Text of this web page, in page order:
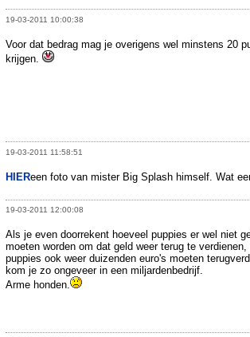
19-03-2011 10:00:38
Voor dat bedrag mag je overigens wel minstens 20
krijgen.
19-03-2011 11:58:51
HIEReen foto van mister Big Splash himself. Wat
19-03-2011 12:00:08
Als je even doorrekent hoeveel puppies er wel niet
moeten worden om dat geld weer terug te
puppies ook weer duizenden euro's moeten
kom je zo ongeveer in een miljardenbedrijf.
Arme honden.